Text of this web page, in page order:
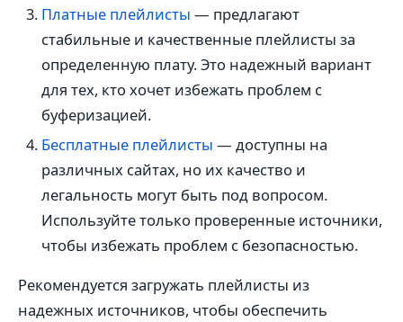
Платные плейлисты — предлагают
стабильные и качественные плейлисты за
определенную плату. Это надежный вариант
для тех, кто хочет избежать проблем с
буферизацией.
Бесплатные плейлисты — доступны на
различных сайтах, но их качество и
легальность могут быть под вопросом.
Используйте только проверенные источники,
чтобы избежать проблем с безопасностью.
Рекомендуется загружать плейлисты из
надежных источников, чтобы обеспечить